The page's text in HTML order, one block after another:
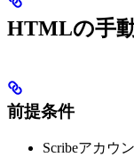
HTMLの手
前提条件
Scribeアカウ